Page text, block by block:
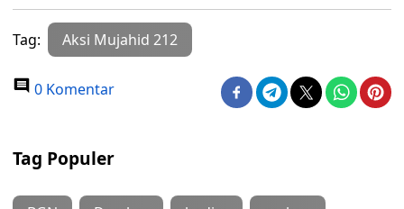
Tag: Aksi Mujahid 212
0 Komentar
Tag Populer